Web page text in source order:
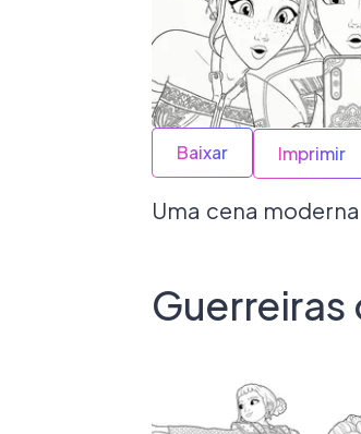
Baixar Imprimir
Uma cena